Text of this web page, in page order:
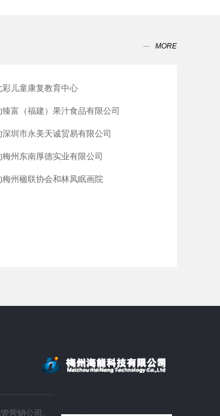
MORE
彩儿童康复教育中心
臻富（福建）果汁食品有限公司
深圳市永美天诚贸易有限公司
梅州东南厚德实业有限公司
梅州楹联协会和林凤眠画院​
营销公司。